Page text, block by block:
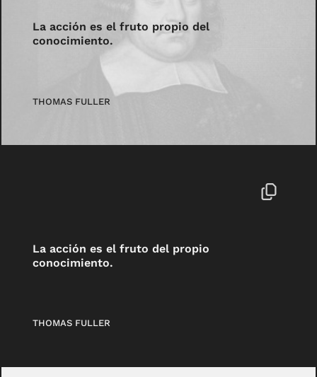
La acción es el fruto propio del
conocimiento.
THOMAS FULLER
La acción es el fruto del propio
conocimiento.
THOMAS FULLER